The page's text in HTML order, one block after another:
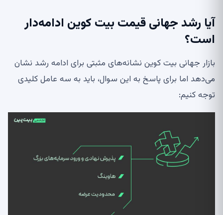
آیا رشد جهانی قیمت بیت کوین ادامه‌دار
است؟
بازار جهانی بیت کوین نشانه‌های مثبتی برای ادامه رشد نشان
می‌دهد اما برای پاسخ به این سوال، باید به سه عامل کلیدی
توجه کنیم: